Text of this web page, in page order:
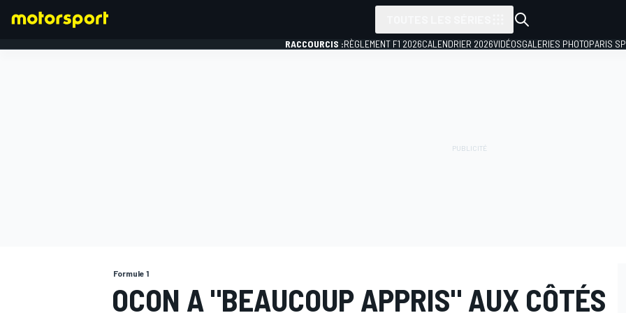
RACCOURCIS :RÈGLEMENT F1 2026CALENDRIER 2026VIDÉOSGALERIES PHOTOPARIS
Formule 1
OCON A "BEAUCOUP APPRIS" AUX CÔTÉS